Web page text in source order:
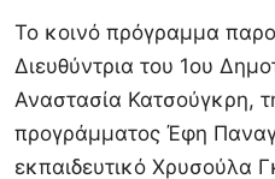
Το κοινό πρόγραμμα
Διευθύντρια του 1ου
Αναστασία Κατσούγκρη,
προγράμματος Έφη
εκπαιδευτικό Χρυσούλα